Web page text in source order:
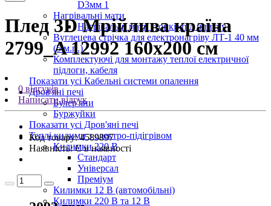
D3мм 1
Нагрівальні мати
Нагрівальні мати (тонкі) під плитку
Вуглецева стрічка для електронагріву ЛТ-1 40 мм
(5 м.п.)
Комплектуючі для монтажу теплої електричної
підлоги, кабеля
Показати усі Кабельні системи опалення
Дров'яні печі
Булер'яни
Буржуйки
Показати усі Дров'яні печі
Теплі килими з електро-підігрівом
Килимки 220 В
Стандарт
Універсал
Преміум
Килимки 12 В (автомобільні)
Килимки 220 В та 12 В
Плед 3D Мрійлива країна
2799_A 12992 160х200 см
0 відгуків
Написати відгук
Код товару:4589897
Наявність: Є в наявності